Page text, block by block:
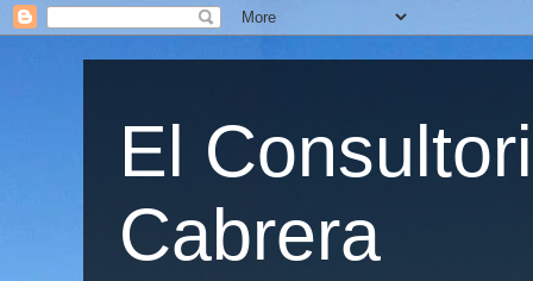
El
Cabrera